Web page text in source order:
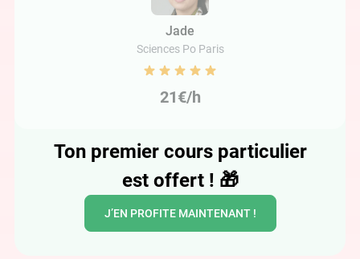
Jade
Sciences Po Paris
21€/h
Ton premier cours particulier
est offert ! 🎁
J’EN PROFITE MAINTENANT !